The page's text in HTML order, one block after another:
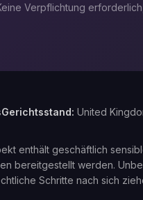
Verpflichtung
Gerichtsstand: United
enthält geschäftlich
bereitgestellt werden.
Schritte nach sich